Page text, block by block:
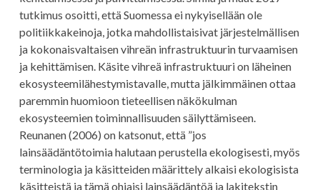
tutkimus osoitti, että Suomessa ei nykyisellään ole
politiikkakeinoja, jotka mahdollistaisivat järjestelmällisen
ja kokonaisvaltaisen vihreän infrastruktuurin turvaamisen
ja kehittämisen. Käsite vihreä infrastruktuuri on läheinen
ekosysteemilähestymistavalle, mutta jälkimmäinen ottaa
paremmin huomioon tieteellisen näkökulman
ekosysteemien toiminnallisuuden säilyttämiseen.
Reunanen (2006) on katsonut, että ”jos
lainsäädäntötoimia halutaan perustella ekologisesti, myös
terminologia ja käsitteiden määrittely alkaisi ekologisista
käsitteistä ja tämä ohjaisi lainsäädäntöä ja lakitekstin